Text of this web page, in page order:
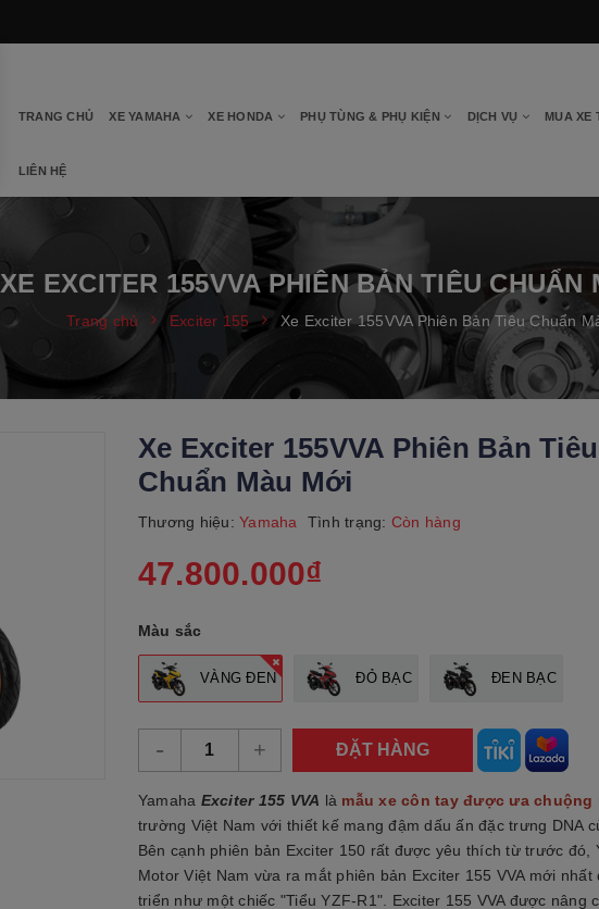
TRANG CHỦ XE YAMAHA XE HONDA PHỤ TÙNG & PHỤ KIỆN DỊCH VỤ MUA XE
LIÊN HỆ
XE EXCITER 155VVA PHIÊN BẢN TIÊU CHUẨN
Trang chủ Exciter 155 Xe Exciter 155VVA Phiên Bản Tiêu Chuẩn
Xe Exciter 155VVA Phiên Bản Tiêu
Chuẩn Màu Mới
Thương hiệu: Yamaha Tình trạng: Còn hàng
47.800.000₫
Màu sắc
VÀNG ĐEN ĐỎ BẠC ĐEN BẠC
- + ĐẶT HÀNG
Yamaha Exciter 155 VVA là mẫu xe côn tay được ưa chuộng
trường Việt Nam với thiết kế mang đậm dấu ấn đặc trưng DNA
Bên cạnh phiên bản Exciter 150 rất được yêu thích từ trước đó,
Motor Việt Nam vừa ra mắt phiên bản Exciter 155 VVA mới nhất
triển như một chiếc "Tiểu YZF-R1". Exciter 155 VVA được nâng